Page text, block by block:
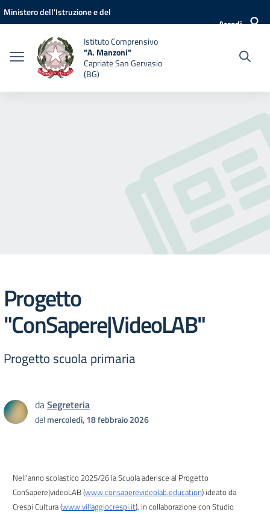
Vai ai contenuti
Vai al menu di navigazione
Vai al footer
Ministero dell'Istruzione e del
Accedi
Istituto Comprensivo
"A. Manzoni"
Capriate San Gervasio
(BG)
Progetto
"ConSapere|VideoLAB"
Progetto scuola primaria
daSegreteria
delmercoledì, 18 febbraio 2026
Nell'anno scolastico 2025/26 la Scuola aderisce al Progetto
ConSapere|videoLAB (www.consaperevideolab.education) ideato da
Crespi Cultura (www.villaggiocrespi.it), in collaborazione con Studio